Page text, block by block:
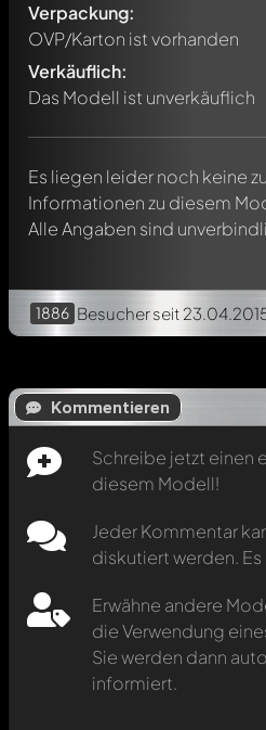
Verpackung:
OVP/Karton ist vorhanden
Verkäuflich:
Das Modell ist unverkäuflich
Es liegen leider noch keine
Informationen zu diesem
Alle Angaben sind
1886 Besucherseit
Kommentieren
Schreibe jetzt einen
diesem Modell!
Jeder Kommentar
diskutiert werden. Es
Erwähne andere
die Verwendung
Sie werden dann
informiert.
Schreibe jetzt einen ersten
Jeder Kommentar kann von
werden. Es ist wie ein Chat.
Erwähne andere Modelly-
automatisch darüber informiert.